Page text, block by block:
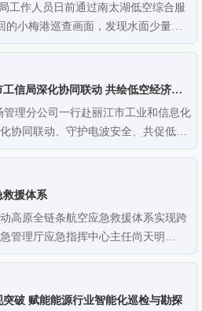
工作人员日前通过南太湖低空综合服
的小梅港巡查画面，发现水面少量漂
理，仅30分钟便完成处置。“以往人工
机巡航搭配AI识别，不仅省时省
信局深化协同联动 共绘低空经济发
管理分公司一行赴丽江市工业和信息化
协同联动、守护电波安全、共促低空
安全保障工作交流座谈会。此次座谈
管理与低空经济发展战略的具体实
救援体系
高原全链条航空应急救援体系实现跨
管理厅应急指挥中心主任尚天明
题新闻发布会青海省应急管理厅专场上
部，五分之四以上区域为高原，
破 赋能能源行业智能化巡检与勘探